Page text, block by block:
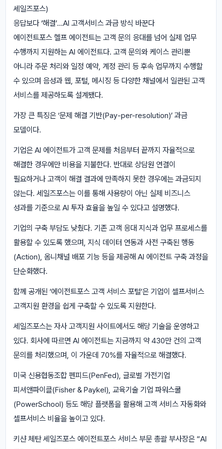
세일즈포스)
응답보다 ‘해결’…AI 고객서비스 과금 방식 바꾼다
에이전트포스 헬프 에이전트는 고객 문의 응대를 넘어 실제 업무
수행까지 지원하는 AI 에이전트다. 고객 문의와 케이스 관리뿐
아니라 주문 처리와 일정 예약, 계정 관리 등 후속 업무까지 수행할
수 있으며 음성과 웹, 포털, 메시징 등 다양한 채널에서 일관된 고객
서비스를 제공하도록 설계됐다.
가장 큰 특징은 ‘문제 해결 기반(Pay-per-resolution)’ 과금
모델이다.
기업은 AI 에이전트가 고객 문제를 처음부터 끝까지 자율적으로
해결한 경우에만 비용을 지불한다. 반대로 상담원 연결이
필요하거나 고객이 해결 결과에 만족하지 못한 경우에는 과금되지
않는다. 세일즈포스는 이를 통해 사용량이 아닌 실제 비즈니스
성과를 기준으로 AI 투자 효율을 높일 수 있다고 설명했다.
기업의 구축 부담도 낮췄다. 기존 고객 응대 지식과 업무 프로세스를
활용할 수 있도록 했으며, 지식 데이터 연동과 사전 구축된 행동
(Action), 옴니채널 배포 기능 등을 제공해 AI 에이전트 구축 과정을
단순화했다.
함께 공개된 ‘에이전트포스 고객 서비스 포털’은 기업이 셀프서비스
고객지원 환경을 쉽게 구축할 수 있도록 지원한다.
세일즈포스는 자사 고객지원 사이트에서도 해당 기술을 운영하고
있다. 회사에 따르면 AI 에이전트는 지금까지 약 430만 건의 고객
문의를 처리했으며, 이 가운데 70%를 자율적으로 해결했다.
미국 신용협동조합 펜피드(PenFed), 글로벌 가전기업
피셔앤파이클(Fisher & Paykel), 교육기술 기업 파워스쿨
(PowerSchool) 등도 해당 플랫폼을 활용해 고객 서비스 자동화와
셀프서비스 비율을 높이고 있다.
키샨 체탄 세일즈포스 에이전트포스 서비스 부문 총괄 부사장은 “AI